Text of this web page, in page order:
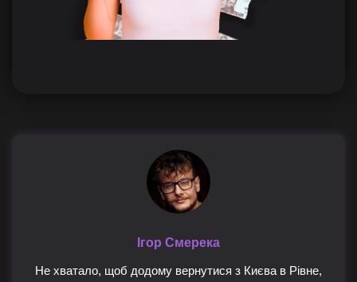
Ігор Смерека
Не хватало, щоб додому вернутися з Києва в Рівне,